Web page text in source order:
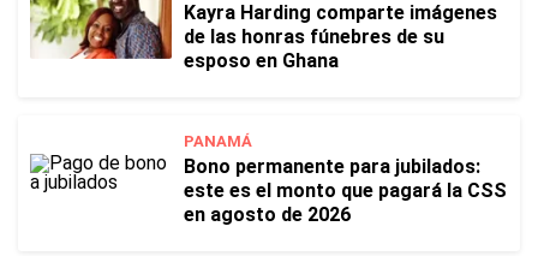
Kayra Harding comparte imágenes
de las honras fúnebres de su
esposo en Ghana
PANAMÁ
Bono permanente para jubilados:
este es el monto que pagará la CSS
en agosto de 2026